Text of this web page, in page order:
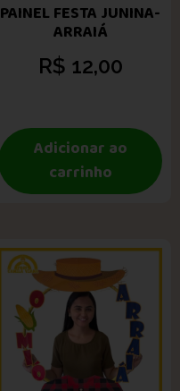
PAINEL FESTA JUNINA-
ARRAIÁ
R$ 12,00
Adicionar ao
carrinho